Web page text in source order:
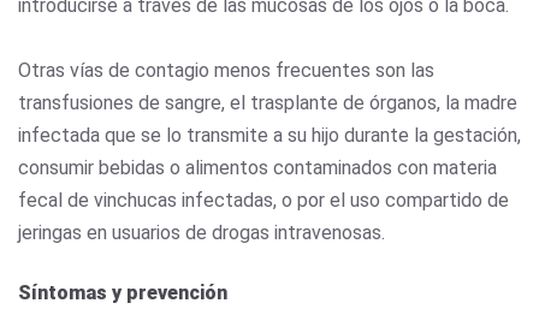
introducirse a través de las mucosas de los ojos o la boca.
Otras vías de contagio menos frecuentes son las
transfusiones de sangre, el trasplante de órganos, la madre
infectada que se lo transmite a su hijo durante la gestación,
consumir bebidas o alimentos contaminados con materia
fecal de vinchucas infectadas, o por el uso compartido de
jeringas en usuarios de drogas intravenosas.
Síntomas y prevención